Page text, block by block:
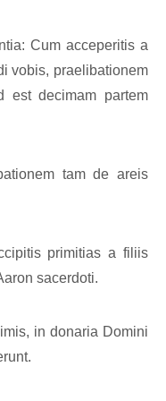
Cum acceperitis a
vobis, praelibationem
est decimam partem
tam de areis
primitias a filiis
sacerdoti.
in donaria Domini